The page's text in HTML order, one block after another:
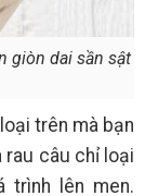
giòn dai sần sật
trên mà bạn
rau câu chỉ loại
trình lên men.